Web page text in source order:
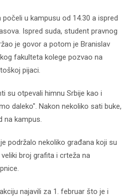
u kampusu od 14.30 a ispred
Ispred suda, student pravnog
je govor a potom je Branislav
fakulteta kolege pozvao na
pijaci.
su otpevali himnu Srbije kao i
daleko". Nakon nekoliko sati buke,
na kampus.
podržalo nekoliko građana koji su
broj grafita i crteža na
najavili za 1. februar što je i